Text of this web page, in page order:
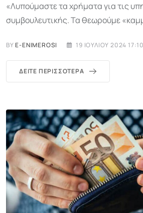
«Λυπούμαστε τα χρήματα για τις
συμβουλευτικής. Τα θεωρούμε
BYE-ENIMEROSI 19 ΙΟΥΛΊΟΥ 2024 17:10
ΔΕΊΤΕ ΠΕΡΙΣΣΌΤΕΡΑ